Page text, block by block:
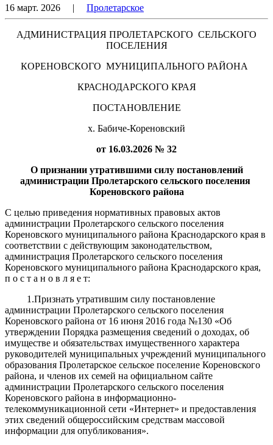
16 март. 2026 | Пролетарское
АДМИНИСТРАЦИЯ ПРОЛЕТАРСКОГО СЕЛЬСКОГО
ПОСЕЛЕНИЯ
КОРЕНОВСКОГО МУНИЦИПАЛЬНОГО РАЙОНА
КРАСНОДАРСКОГО КРАЯ
ПОСТАНОВЛЕНИЕ
х. Бабиче-Кореновский
от 16.03.2026 № 32
О признании утратившими силу постановлений
администрации Пролетарского сельского поселения
Кореновского района
С целью приведения нормативных правовых актов
администрации Пролетарского сельского поселения
Кореновского муниципального района Краснодарского края в
соответствии с действующим законодательством,
администрация Пролетарского сельского поселения
Кореновского муниципального района Краснодарского края,
п о с т а н о в л я е т:
1.Признать утратившим силу постановление
администрации Пролетарского сельского поселения
Кореновского района от 16 июня 2016 года №130 «Об
утверждении Порядка размещения сведений о доходах, об
имуществе и обязательствах имущественного характера
руководителей муниципальных учреждений муниципального
образования Пролетарское сельское поселение Кореновского
района, и членов их семей на официальном сайте
администрации Пролетарского сельского поселения
Кореновского района в информационно-
телекоммуникационной сети «Интернет» и предоставления
этих сведений общероссийским средствам массовой
информации для опубликования».